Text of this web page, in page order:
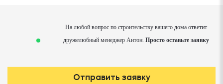
На любой вопрос по строительству вашего дома ответит
дружелюбный менеджер Антон.Просто оставьте заявку
Отправить заявку